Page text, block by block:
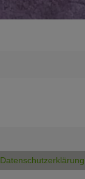
Datenschutzerklärung